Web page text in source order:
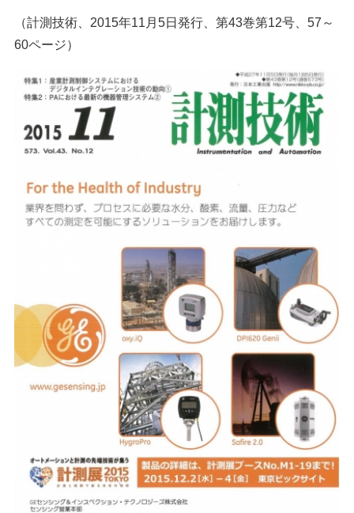
（計測技術、2015年11月5日発行、第43巻第12号、57～
60ページ）